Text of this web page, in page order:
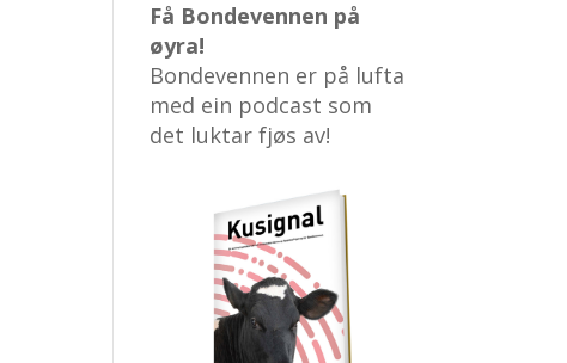
Få Bondevennen på
øyra!
Bondevennen er på lufta
med ein podcast som
det luktar fjøs av!